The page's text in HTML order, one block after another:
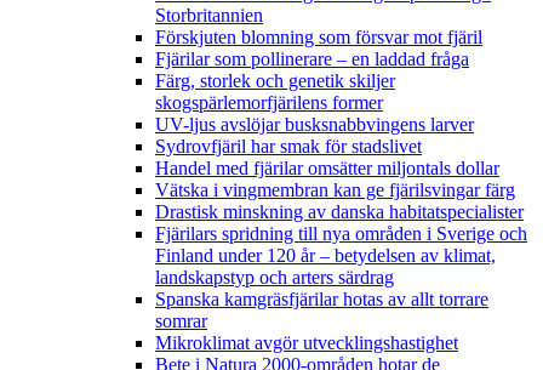
Storbritannien
Förskjuten blomning som försvar mot fjäril
Fjärilar som pollinerare – en laddad fråga
Färg, storlek och genetik skiljer
skogspärlemorfjärilens former
UV-ljus avslöjar busksnabbvingens larver
Sydrovfjäril har smak för stadslivet
Handel med fjärilar omsätter miljontals dollar
Vätska i vingmembran kan ge fjärilsvingar färg
Drastisk minskning av danska habitatspecialister
Fjärilars spridning till nya områden i Sverige och
Finland under 120 år– betydelsen av klimat,
landskapstyp och arters särdrag
Spanska kamgräsfjärilar hotas av allt torrare
somrar
Mikroklimat avgör utvecklingshastighet
Bete i Natura 2000-områden hotar de